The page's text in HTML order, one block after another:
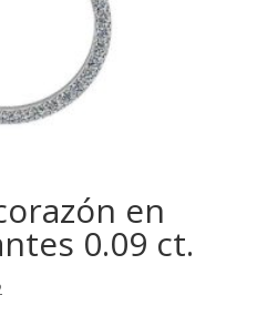
en
0.09 ct.